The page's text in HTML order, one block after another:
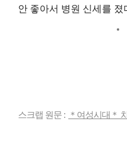
안 좋아서 병원 신세를
스크랩 원문 :